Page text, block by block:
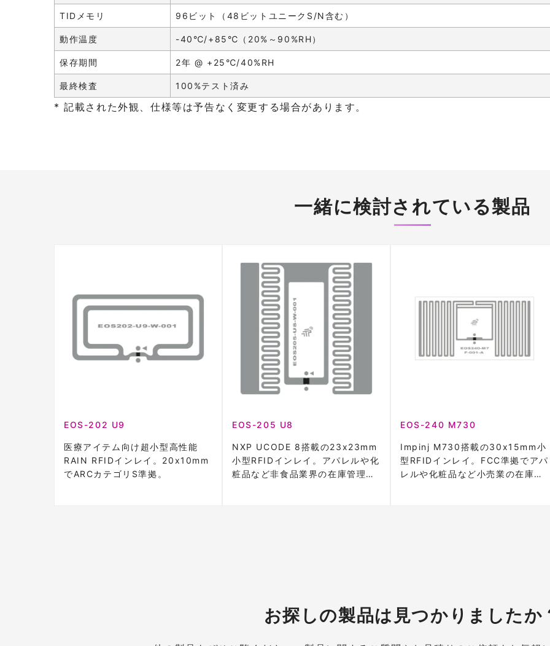
TIDメモリ 96ビット（48ビットユニークS/N含む）
動作温度 -40℃/+85℃（20%～90%RH）
保存期間 2年 @ +25℃/40%RH
最終検査 100%テスト済み
* 記載された外観、仕様等は予告なく変更する場合があります。
一緒に検討されている製品
EOS-202 U9
医療アイテム向け超小型高性能
RAIN RFIDインレイ。20x10mm
でARCカテゴリS準拠。
EOS-205 U8
NXP UCODE 8搭載の23x23mm
小型RFIDインレイ。アパレルや化
粧品など非食品業界の在庫管理に
EOS-240 M730
Impinj M730搭載の30x15mm小
型RFIDインレイ。FCC準拠でアパ
レルや化粧品など小売業の在庫管
お探しの製品は見つかりましたか